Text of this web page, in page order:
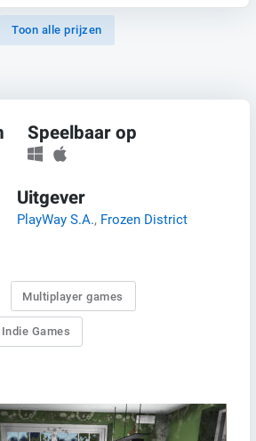
Toon alle prijzen
Speelbaar op
Uitgever
PlayWay S.A., Frozen District
Multiplayer games
Indie Games